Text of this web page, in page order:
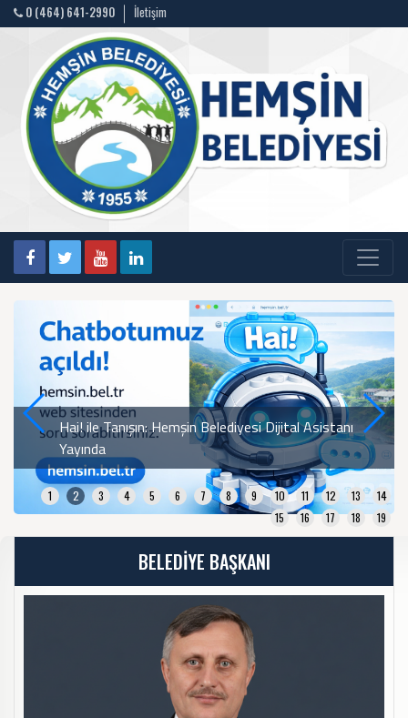
0 (464) 641-2990 İletişim
Taşıt Satış İhalesi İlanı
1 2 3 4 5 6 7 8 9 10 11 12 13
14
15
16 17 18 19
BELEDİYE BAŞKANI